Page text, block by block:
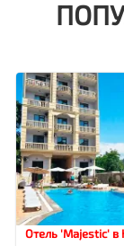
Отель 'Majestic' в